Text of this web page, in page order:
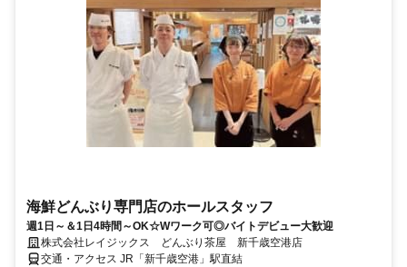
海鮮どんぶり専門店のホールスタッフ
週1日～＆1日4時間～OK☆Wワーク可◎バイトデビュー大歓迎
株式会社レイジックス どんぶり茶屋 新千歳空港店
交通・アクセス JR「新千歳空港」駅直結